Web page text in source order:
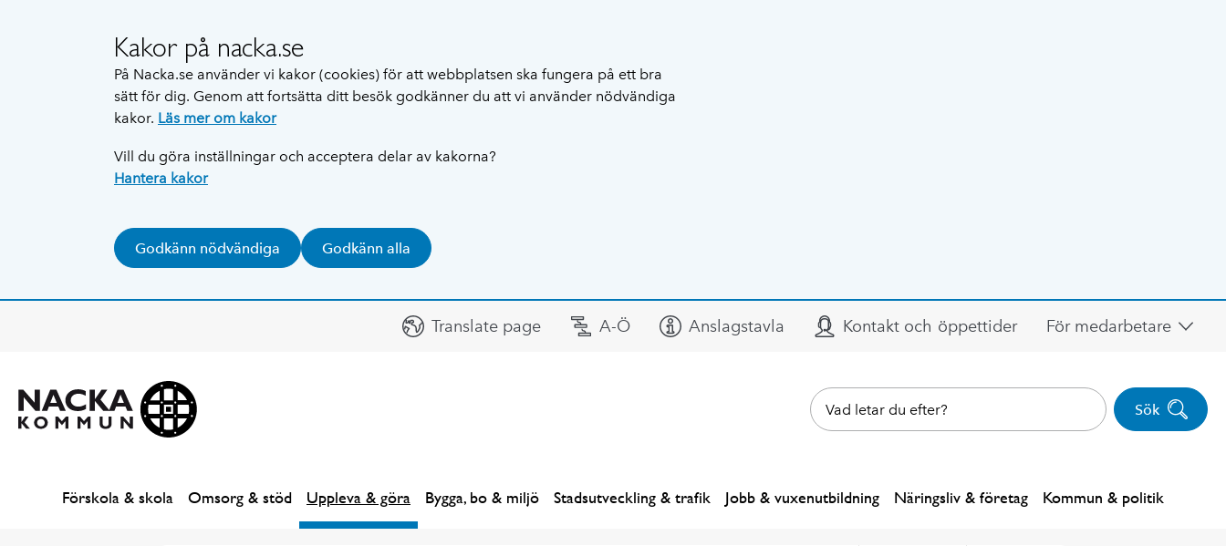
Kakor på nacka.se
På Nacka.se använder vi kakor (cookies) för att webbplatsen ska fungera på ett bra
sätt för dig. Genom att fortsätta ditt besök godkänner du att vi använder nödvändiga
kakor. Läs mer om kakor
Vill du göra inställningar och acceptera delar av kakorna?
Hantera kakor
Godkänn nödvändiga Godkänn alla
Translate page A-Ö Anslagstavla Kontakt och öppettider För medarbetare
Sök
Förskola & skola Omsorg & stöd Uppleva & göra Bygga, bo & miljö Stadsutveckling & trafik Jobb & vuxenutbildning Näringsliv & företag Kommun & politik